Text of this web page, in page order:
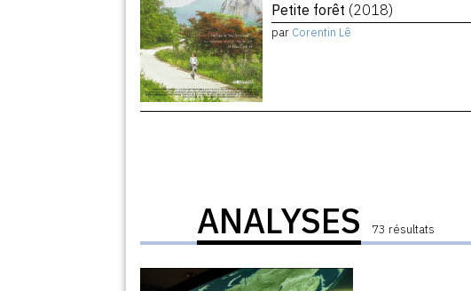
Petite forêt (2018)
par Corentin Lê
ANALYSES 73 résultats